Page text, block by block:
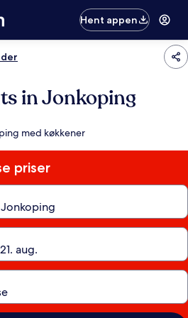
Hent appen
in Jonkoping
med køkkener
priser